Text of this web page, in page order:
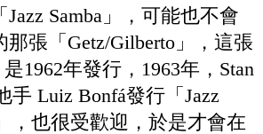
Samba」，可能也不會
張「Getz/Gilberto」，這張
是1962年發行，1963年，Stan
手 Luiz Bonfá發行「Jazz
，也很受歡迎，於是才會在